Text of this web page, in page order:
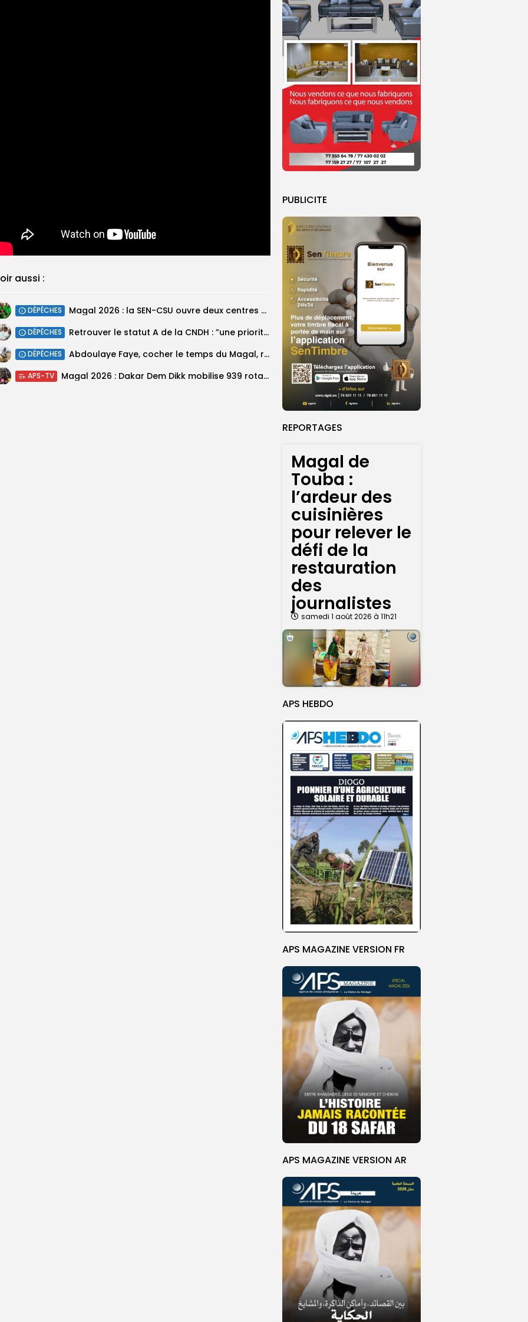
PUBLICITE
REPORTAGES
Magal de
Touba :
l’ardeur des
cuisinières
pour relever le
défi de la
restauration
des
journalistes
samedi 1 août 2026 à 11h21
APS HEBDO
APS MAGAZINE VERSION FR
APS MAGAZINE VERSION AR
aussi :
DÉPÊCHES Magal 2026 : la SEN-CSU ouvre deux centres d’enrôlement à Touba
DÉPÊCHES Retrouver le statut A de la CNDH : ”une priorité nationale”, selon...
DÉPÊCHES Abdoulaye Faye, cocher le temps du Magal, rêve d’un lendemain meilleur
APS-TV Magal 2026 : Dakar Dem Dikk mobilise 939 rotations et transporte près...